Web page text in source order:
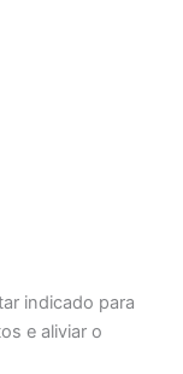
indicado para
e aliviar o